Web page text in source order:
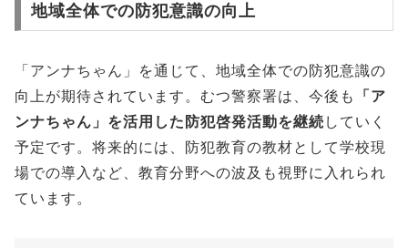
地域全体での防犯意識の向上
「アンナちゃん」を通じて、地域全体での防犯意識の
向上が期待されています。むつ警察署は、今後も
「ア
ンナちゃん」を活用した防犯啓発活動を継続 していく
予定です。将来的には、防犯教育の教材として学校現
場での導入など、教育分野への波及も視野に入れられ
ています。